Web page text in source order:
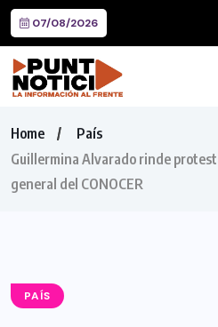
07/08/2026
Home
País
Guillermina Alvarado rinde
general del CONOCER
PAÍS